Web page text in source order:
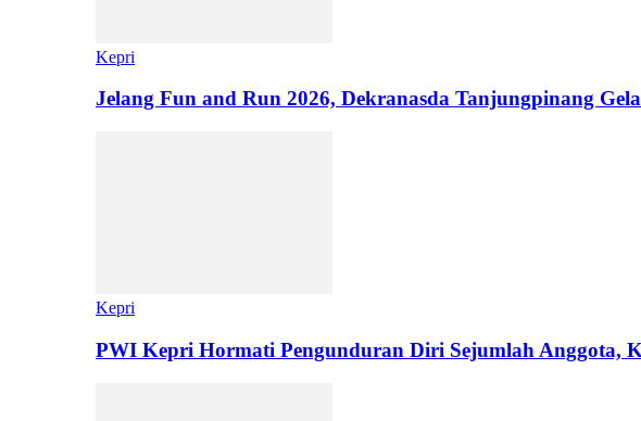
Kepri
Jelang Fun and Run 2026, Dekranasda Tanjungpinang
Kepri
PWI Kepri Hormati Pengunduran Diri Sejumlah Anggota,